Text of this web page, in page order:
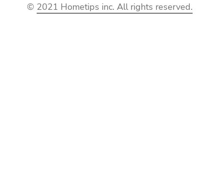
© 2021 Hometips inc. All rights reserved.